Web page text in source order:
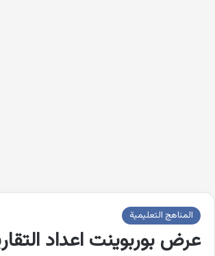
المناهج التعليمية
عرض بوربوينت اعداد